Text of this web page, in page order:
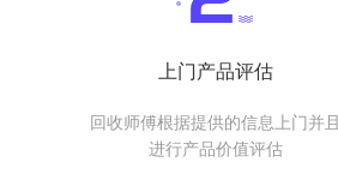
上门产品评估
回收师傅根据提供的信息上门并且
进行产品价值评估